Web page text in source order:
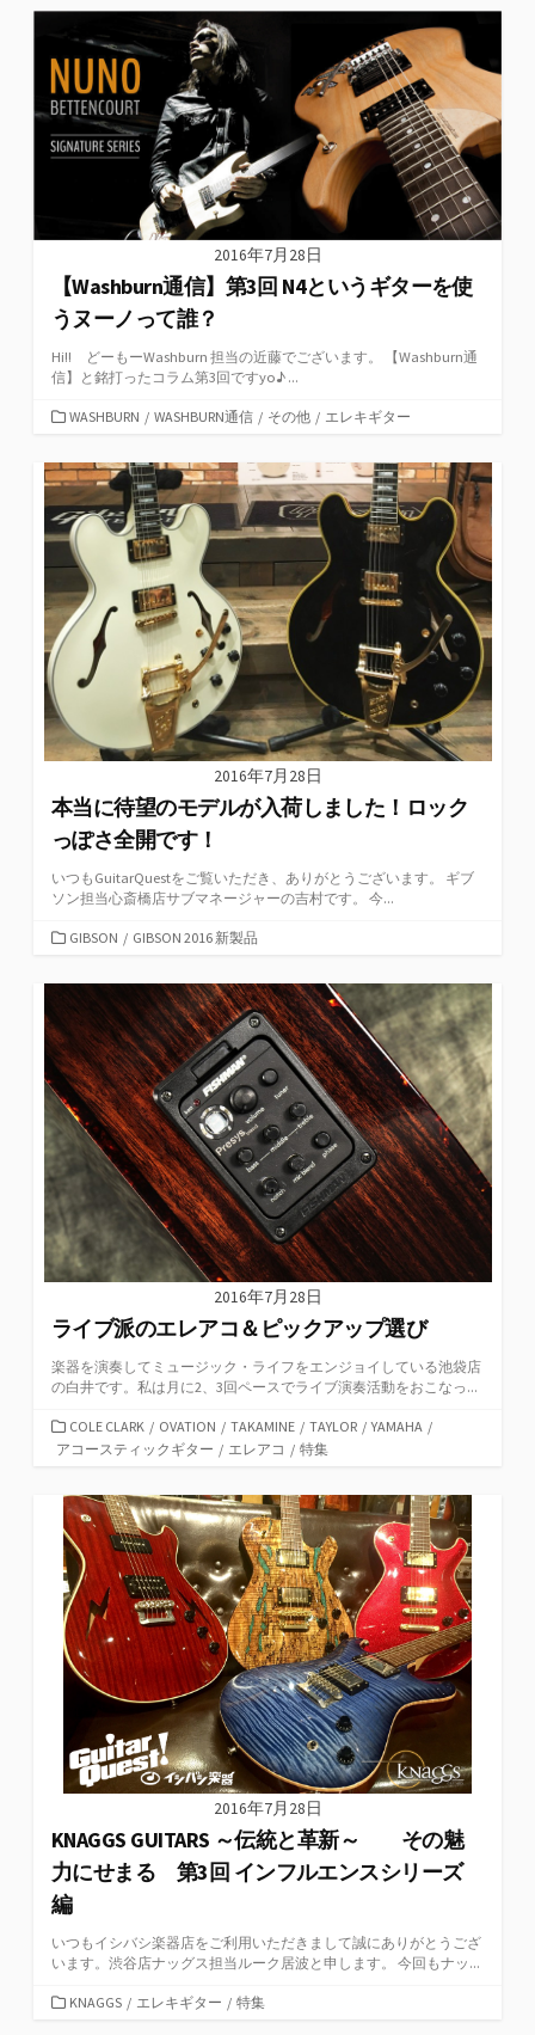
ゴ
ー
2016年7月28日
【Washburn通信】第3回 N4というギターを使
うヌーノって誰？
Hi!! どーもーWashburn 担当の近藤でございます。 【Washburn通
信】と銘打ったコラム第3回ですyo♪ ...
カ
ゴ
リ
ー
WASHBURN / WASHBURN通信 / その他 / エレキギター
2016年7月28日
本当に待望のモデルが入荷しました！ロック
っぽさ全開です！
いつもGuitarQuestをご覧いただき、ありがとうございます。 ギブ
ソン担当心斎橋店サブマネージャーの吉村です。 今...
カ
ゴ
GIBSON / GIBSON 2016 新製品
2016年7月28日
ライブ派のエレアコ＆ピックアップ選び
楽器を演奏してミュージック・ライフをエンジョイしている池袋店
の白井です。私は月に2、3回ペースでライブ演奏活動をおこなっ...
カ
テ
リ
ー
COLE CLARK / OVATION / TAKAMINE / TAYLOR / YAMAHA /
アコースティックギター / エレアコ / 特集
2016年7月28日
KNAGGS GUITARS ～伝統と革新～ その魅
力にせまる 第3回 インフルエンスシリーズ
編
いつもイシバシ楽器店をご利用いただきまして誠にありがとうござ
います。渋谷店ナッグス担当ルーク居波と申します。 今回もナッ...
カKNAGGS / エレキギター / 特集